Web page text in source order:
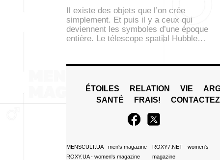
Il existe des objets que l’on crée
simplement. Et puis il y a ceux qui
deviennent les symboles d’une époque
entière. Le télescope spatial Hubble…
ÉTOILES RELATION VIE
SANTÉ
FRAIS!
MENSCULT.UA- men's magazine
ROXY.UA- women's magazine
ROXY7.NET- women's
magazine